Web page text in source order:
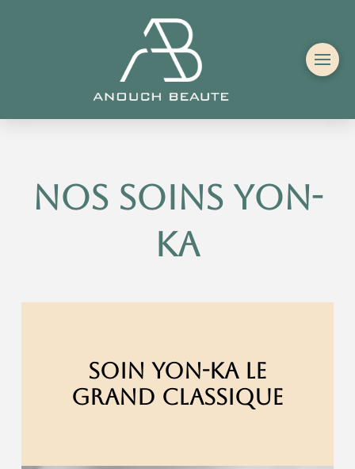
nos soins yon-
ka
SOIN YON-KA LE
GRAND CLASSIQUE